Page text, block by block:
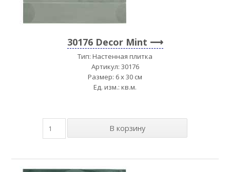
30176 Decor Mint
Тип: Настенная плитка
Артикул: 30176
Размер: 6 x 30 см
Ед. изм.: кв.м.